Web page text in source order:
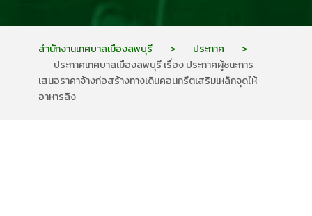
สำนักงานเทศบาลเมืองลพบุรี > ประกาศ
>
ประกาศเทศบาลเมืองลพบุรี เรื่อง ประกาศผู้ชนะการ
เสนอราคาจ้างก่อสร้างทางเดินคอนกรีตเสริมเหล็กจุดให้
อาหารลิง